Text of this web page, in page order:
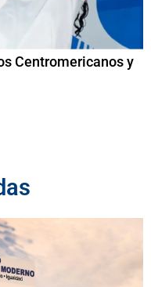
Centromericanos y